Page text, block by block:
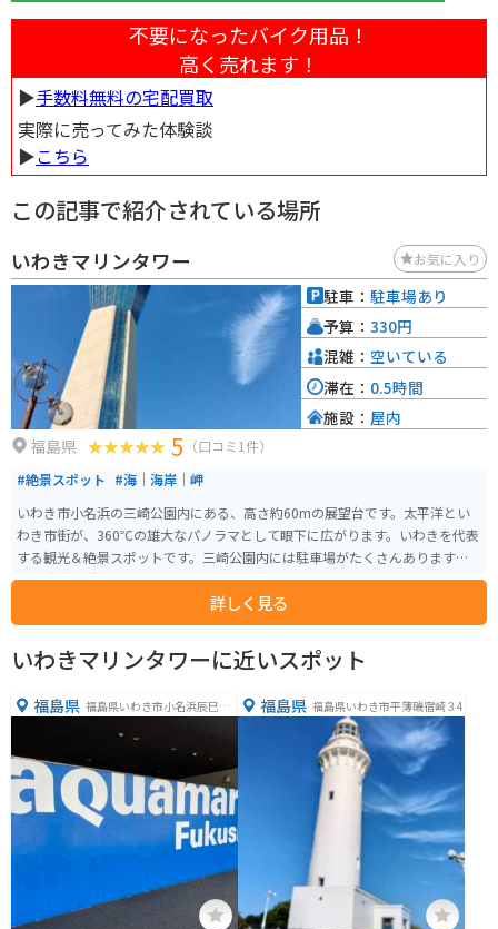
不要になったバイク用品！
高く売れます！
▶︎手数料無料の宅配買取
実際に売ってみた体験談
▶︎こちら
この記事で紹介されている場所
いわきマリンタワー お気に入り
福島県 5 （口コミ1件）
#絶景スポット #海｜海岸｜岬
いわき市小名浜の三崎公園内にある、高さ約60mの展望台です。太平洋とい
わき市街が、360℃の雄大なパノラマとして眼下に広がります。いわきを代表
する観光＆絶景スポットです。三崎公園内には駐車場がたくさんありますの
で、駐車場所には困りません。入場料が大人330円必要なこと、16:30で入場
締め切りとなること、毎月第3火曜日は休館であることには要注意です。
詳しく見る
駐車： 駐車場あり
予算： 330円
混雑： 空いている
滞在： 0.5時間
施設： 屋内
いわきマリンタワーに近いスポット
福島県 福島県いわき市小名浜辰巳町
５０
福島県 福島県いわき市平薄磯宿崎３4